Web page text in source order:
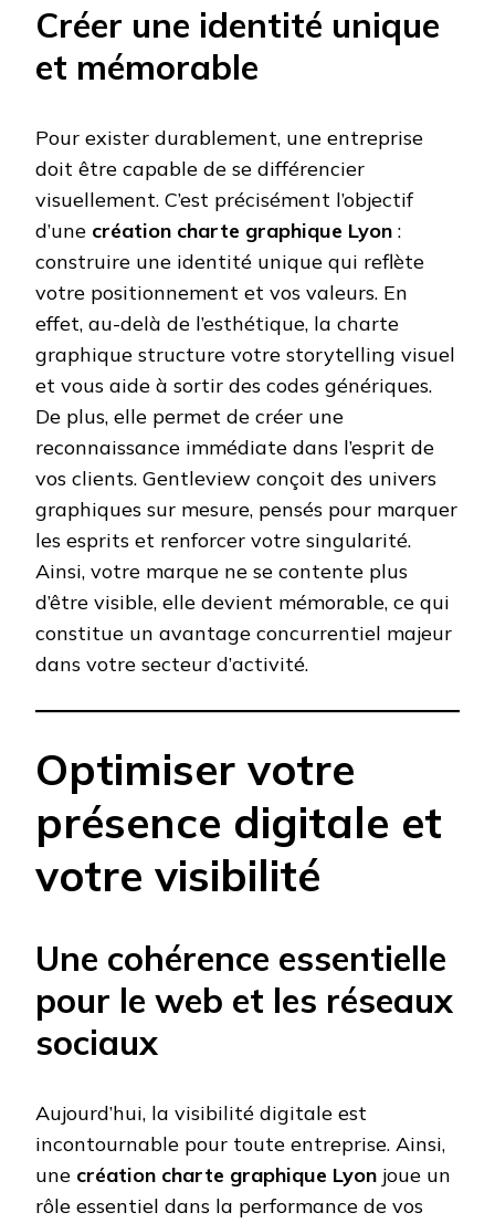
Créer une identité unique
et mémorable
Pour exister durablement, une entreprise
doit être capable de se différencier
visuellement. C’est précisément l’objectif
d’une création charte graphique Lyon :
construire une identité unique qui reflète
votre positionnement et vos valeurs. En
effet, au-delà de l’esthétique, la charte
graphique structure votre storytelling visuel
et vous aide à sortir des codes génériques.
De plus, elle permet de créer une
reconnaissance immédiate dans l’esprit de
vos clients. Gentleview conçoit des univers
graphiques sur mesure, pensés pour marquer
les esprits et renforcer votre singularité.
Ainsi, votre marque ne se contente plus
d’être visible, elle devient mémorable, ce qui
constitue un avantage concurrentiel majeur
dans votre secteur d’activité.
Optimiser votre
présence digitale et
votre visibilité
Une cohérence essentielle
pour le web et les réseaux
sociaux
Aujourd’hui, la visibilité digitale est
incontournable pour toute entreprise. Ainsi,
une création charte graphique Lyon joue un
rôle essentiel dans la performance de vos